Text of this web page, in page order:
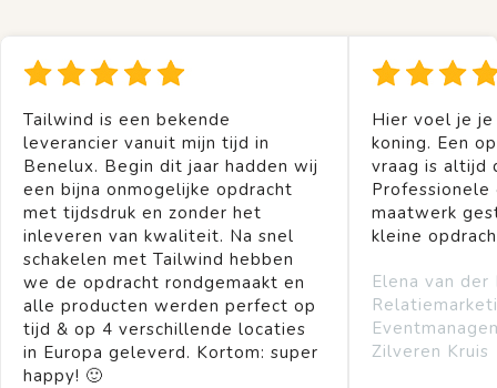
Tailwind is een bekende
leverancier vanuit mijn tijd in
Benelux. Begin dit jaar hadden wij
een bijna onmogelijke opdracht
met tijdsdruk en zonder het
inleveren van kwaliteit. Na snel
schakelen met Tailwind hebben
we de opdracht rondgemaakt en
alle producten werden perfect op
tijd & op 4 verschillende locaties
in Europa geleverd. Kortom: super
happy! 🙂
Hier voel je
koning. Een
vraag is altijd
Professionele
maatwerk
kleine
Elena van der
Zilveren Kruis